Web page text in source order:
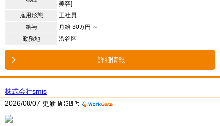
美容]
雇用形態
正社員
給与
月給 30万円 ～
勤務地
渋谷区
詳細情報
株式会社smis
2026/08/07 更新